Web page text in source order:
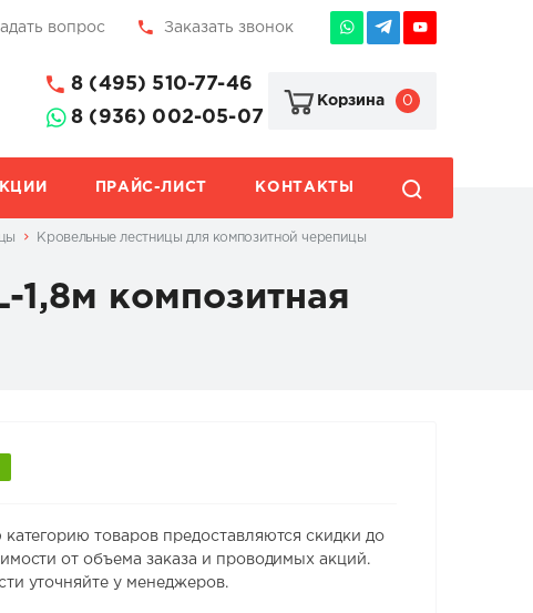
вопрос Заказать звонок
8 (495) 510-77-46
8 (936) 002-05-07
Корзина 0
ПРАЙС-ЛИСТ КОНТАКТЫ
Кровельные лестницы для композитной черепицы
1,8м композитная
товаров предоставляются скидки до
от объема заказа и проводимых акций.
уточняйте у менеджеров.